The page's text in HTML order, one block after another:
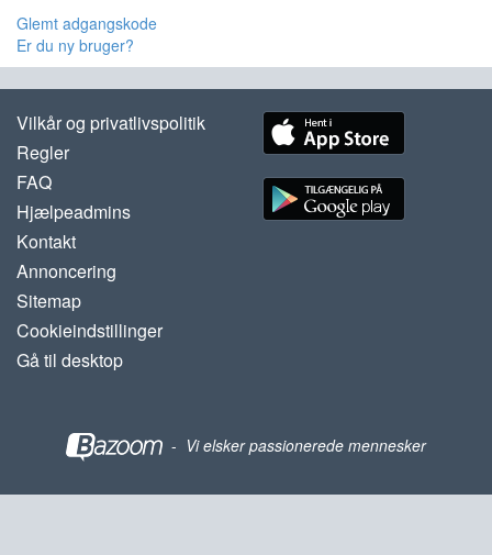
Glemt adgangskode
Er du ny bruger?
Vilkår og privatlivspolitik
Regler
FAQ
Hjælpeadmins
Kontakt
Annoncering
Sitemap
Cookieindstillinger
Gå til desktop
- Vi elsker passionerede mennesker